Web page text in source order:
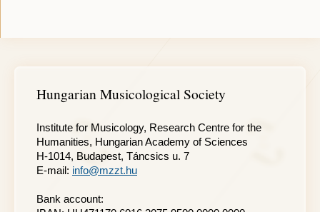
Hungarian Musicological Society
Institute for Musicology, Research Centre for the
Humanities, Hungarian Academy of Sciences
H-1014, Budapest, Táncsics u. 7
E-mail: info@mzzt.hu
Bank account: